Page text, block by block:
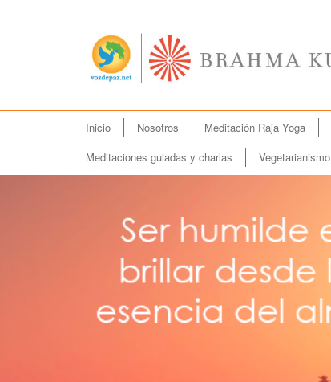
Ir
al
contenido
Inicio Nosotros Meditación Raja Yoga
Meditaciones guiadas y charlas
Vegetarianismo